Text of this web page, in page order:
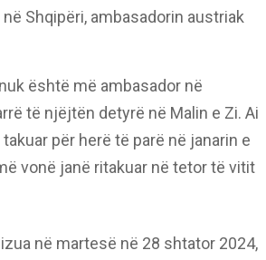
Shqipëri, ambasadorin austriak
është më ambasador në
të njëjtën detyrë në Malin e Zi. Ai
për herë të parë në janarin e
vonë janë ritakuar në tetor të vitit
në martesë në 28 shtator 2024,